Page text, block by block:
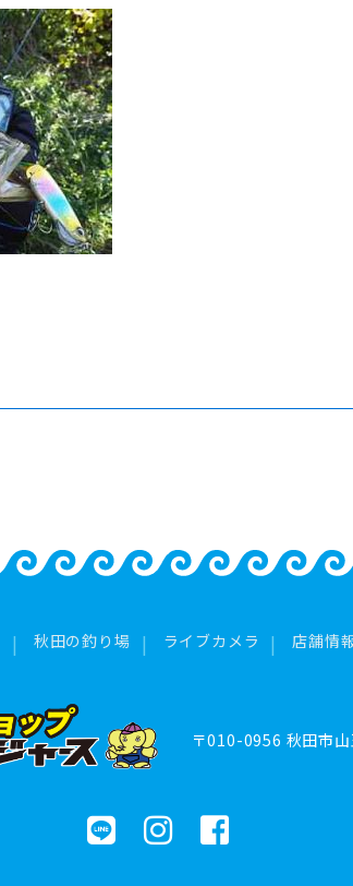
秋田の釣り場 ライブカメラ 店舗情
〒010-0956 秋田市